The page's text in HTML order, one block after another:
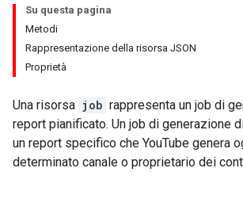
Su questa pagina
Metodi
Rappresentazione della risorsa JSON
Proprietà
Una risorsa job rappresenta un job di
report pianificato. Un job di generazione
un report specifico che YouTube genera
determinato canale o proprietario dei